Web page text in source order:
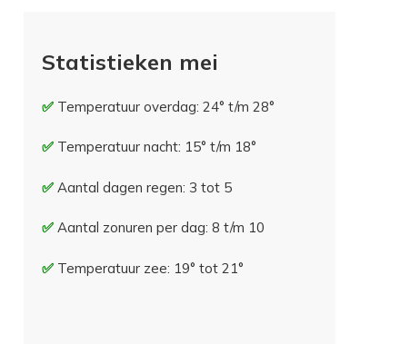
Statistieken mei
Temperatuur overdag: 24° t/m 28°
Temperatuur nacht: 15° t/m 18°
Aantal dagen regen: 3 tot 5
Aantal zonuren per dag: 8 t/m 10
Temperatuur zee: 19° tot 21°